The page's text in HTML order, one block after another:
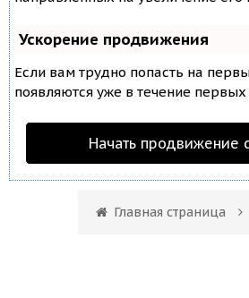
Ускорение продвижения
Если вам трудно попасть на
появляются уже в течение
Начать продвижение
Главная страница